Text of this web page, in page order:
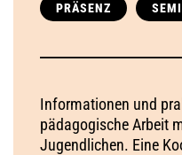
PRÄSENZ
Informationen und
pädagogische Arbeit
Jugendlichen. Eine